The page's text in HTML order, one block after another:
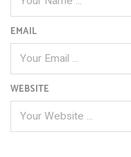
EMAIL
WEBSITE